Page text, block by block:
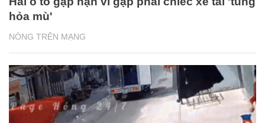
NÓNG TRÊN MẠNG
hỏa mù'